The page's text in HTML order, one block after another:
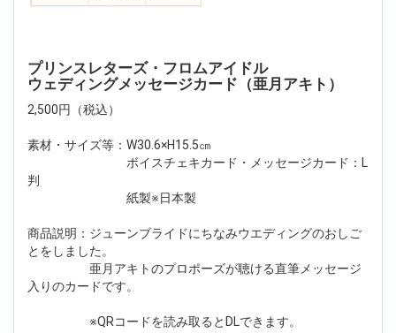
プリンスレターズ・フロムアイドル
ウェディングメッセージカード（亜月アキト）
2,500円（税込）
素材・サイズ等：W30.6×H15.5㎝
ボイスチェキカード・メッセージカード：L
判
紙製※日本製
商品説明：ジューンブライドにちなみウエディングのおしご
とをしました。
亜月アキトのプロポーズが聴ける直筆メッセージ
入りのカードです。
※QRコードを読み取るとDLできます。